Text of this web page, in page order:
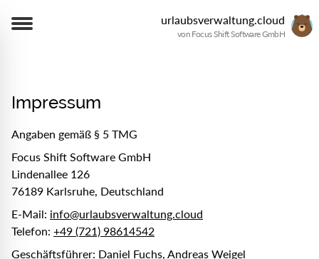
urlaubsverwaltung.cloud
von Focus Shift Software GmbH
Impressum
Angaben gemäß § 5 TMG
Focus Shift Software GmbH
Lindenallee 126
76189 Karlsruhe, Deutschland
E-Mail: info@urlaubsverwaltung.cloud
Telefon: +49 (721) 98614542
Geschäftsführer: Daniel Fuchs, Andreas Weigel